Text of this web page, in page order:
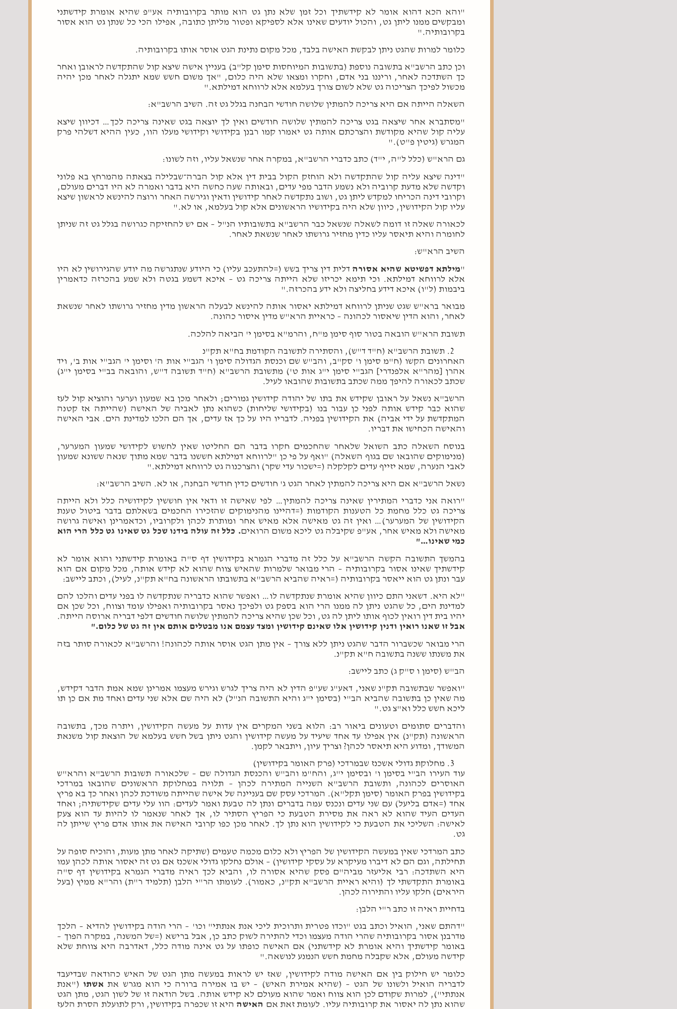
"והא הכא דהוא אומר לא קידשתיך וכל זמן שלא נתן גט הוא מותר בקרובותיה אע"פ שהיא אומרת קידשתני
ומבקשים ממנו ליתן גט, והכול יודעים שאינו אלא לספיקא ופטור מליתן כתובה, אפילו הכי כל שנתן גט הוא אסור
בקרובותיה."
כלומר למרות שהגט ניתן לבקשת האישה בלבד, מכל מקום נתינת הגט אוסר אותו בקרובותיה.
וכן כתב הרשב"א בתשובה נוספת (בתשובות המיוחסות סימן קל"ב) בעניין אישה שיצא קול שהתקדשה לראובן ואחר
כך השתדכה לאחר, וריננו בני אדם, וחקרו ומצאו שלא היה כלום, "אך משום חשש שמא יתגלה לאחר מכן יהיה
מכשול לפיכך הצריכוה גט שלא לשום צורך בעלמא אלא לרווחא דמילתא."
השאלה הייתה אם היא צריכה להמתין שלושה חודשי הבחנה בגלל גט זה. השיב הרשב"א:
"מסתברא אחר שיצאה בגט צריכה להמתין שלושה חודשים ואין לך יוצאה בגט שאינה צריכה לכך… דכיוון שיצא
עליה קול שהיא מקודשת והצרכתם אותה גט יאמרו קמו רבנן בקידושי וקידושי מעלו הוו, כעין ההיא דשלהי פרק
המגרש (גיטין פ"ט)."
גם הרא"ש (כלל ל"ה, י"ד) כתב כדברי הרשב"א, במקרה אחר שנשאל עליו, וזה לשונו:
"דינה שיצא עליה קול שהתקדשה ולא הוחזק הקול בבית דין אלא קול הברה־שבלילה בצאתה מהמרחץ בא פלוני
וקדשה שלא מדעת קרוביה ולא נשמע הדבר מפי עדים, ובאותה שעה כחשה היא בדבר ואמרה לא היו דברים מעולם,
וקרובי דינה הכריחו למקדש ליתן גט, ושוב נתקדשה לאחר קידושין ודאין וגירשה האחר ורוצה להינשא לראשון שיצא
עליו קול הקידושין, כיוון שלא היה בקידושיו הראשונים אלא קול בעלמא, או לא."
לכאורה שאלה זו דומה לשאלה שנשאל כבר הרשב"א בתשובותיו הנ"ל – אם יש להחזיקה כגרושה בגלל גט זה שניתן
לחומרה והיא תיאסר עליו כדין מחזיר גרושתו לאחר שנשאת לאחר.
השיב הרא"ש:
"מילתא דפשיטא שהיא אסורה דלית דין צריך בשש (=להתעכב עליו) כי היודע שנתגרשה מה יודע שהגירושין לא היו
אלא לרווחא דמילתא. וכי תימא יכריזו שלא הייתה צריכה גט – איכא דשמע בגטה ולא שמע בהכרזה כדאמרין
ביבמות (ל"ו) איכא דידע בחליצה ולא ידע בהכרזה."
מבואר ברא"ש שגט שניתן לרווחא דמילתא יאסור אותה להינשא לבעלה הראשון מדין מחזיר גרושתו לאחר שנשאת
לאחר, והוא הדין שיאסור לכהונה – כראיית הרא"ש מדין איסור כהונה.
תשובת הרא"ש הובאה בטור סוף סימן מ"ח, והרמ"א בסימן י' הביאה להלכה.
תשובת הרשב"א (ח"ד ד"ש), והסתירה לתשובה הקודמת בח"א תק"נ
האחרונים הקשו (ח"מ סימן ו' סק"ב, והב"ש שם וכנסת הגדולה סימן ו' הגב"י אות ה' וסימן י' הגב"י אות ב', ויד
אהרן [מהר"א אלפנדרי] הגב"י סימן י"ג אות ט') מתשובת הרשב"א (ח"ד תשובה ד"ש, והובאה בב"י בסימן י"ג)
שכתב לכאורה להיפך ממה שכתב בתשובות שהובאו לעיל.
הרשב"א נשאל על ראובן שקידש את בתו של יהודה קידושין גמורים; ולאחר מכן בא שמעון וערער והוציא קול לעז
שהוא כבר קידש אותה לפני כן עבור בנו (בקידושי שליחות) כשהוא נתן לאביה של האישה (שהייתה אז קטנה
המתקדשת על ידי אביה) את הקידושין בפניה. לדבריו היו על כך אז עדים, אך הם הלכו למדינת הים. אבי האישה
והאישה הכחישו את דבריו.
בנוסח השאלה כתב השואל שלאחר שהחכמים חקרו בדבר הם החליטו שאין לחשוש לקידושי שמעון המערער,
(מנימוקים שהובאו שם בגוף השאלה) "ואף על פי כן "לרווחא דמילתא חששנו בדבר שמא מתוך שנאה ששונא שמעון
לאבי הנערה, שמא יזייף עדים לקלקלה (=ישכור עדי שקר) והצרכנוה גט לרווחא דמילתא."
נשאל הרשב"א אם היא צריכה להמתין לאחר הגט ג' חודשים כדין חודשי הבחנה, או לא. השיב הרשב"א:
"רואה אני כדברי המתירין שאינה צריכה להמתין… לפי שאישה זו ודאי אין חוששין לקידושיה כלל ולא הייתה
צריכה גט כלל מחמת כל הטענות הקודמות (=דהיינו מהנימוקים שהזכירו החכמים בשאלתם בדבר ביטול טענת
הקידושין של המערער)… ואין זה גט מאישה אלא מאיש אחר ומותרת לכהן ולקרוביו, וכדאמרינן ואישה גרושה
מאישה ולא מאיש אחר, אע"פ שקיבלה גט ליכא משום הרואים. כלל זה עולה בידנו שכל גט שאינו גט כלל הרי הוא
כמי שאינו…"
בהמשך התשובה הקשה הרשב"א על כלל זה מדברי הגמרא בקידושין דף ס"ה באומרת קידשתני והוא אומר לא
קידשתיך שאינו אסור בקרובותיה – הרי מבואר שלמרות שהאיש צווח שהוא לא קידש אותה, מכל מקום אם הוא
עבר ונתן גט הוא ייאסר בקרובותיה (=ראיה שהביא הרשב"א בתשובתו הראשונה בח"א תק"נ, לעיל), וכתב ליישב:
"לא היא. דשאני התם כיוון שהיא אומרת שנתקדשה לו… ואפשר שהוא כדבריה שנתקדשה לו בפני עדים והלכו להם
למדינת הים, כל שהגט ניתן לה ממנו הרי הוא בספק גט ולפיכך נאסר בקרובותיה ואפילו עומד וצווח, וכל שכן אם
יהיו בית דין רואין לכוף אותו ליתן לה גט, וכל שכן שהיא צריכה להמתין שלושה חודשים דלפי דבריה ארוסה הייתה.
אבל זו שאנו רואין ודנין קידושין אלו שאינם קידושין ומצד עצמם אנו מבטלים אותם אין זה גט של כלום."
הרי מבואר שכשברור הדבר שהגט ניתן ללא צורך – אין מתן הגט אוסר אותה לכהונה! והרשב"א לכאורה סותר בזה
את משנתו ששנה בתשובה ח"א תק"נ.
הב"ש (סימן ו ס"ק ג) כתב ליישב:
"ואפשר שבתשובה תק"נ שאני, דאע"ג שע"פ הדין לא היה צריך לגרש וגירש מעצמו אמרינן שמא אמת הדבר דקידש,
מה שאין כן בתשובה שהביא הב"י (בסימן י"ג והיא התשובה הנ"ל) לא היה שם אלא שני עדים ואחד מת אם כן תו
ליכא חשש כלל וא"צ גט."
והדברים סתומים וטעונים ביאור רב: הלוא בשני המקרים אין עדות על מעשה הקידושין, ויתרה מכך, בתשובה
הראשונה (תק"נ) אין אפילו עד אחד שיעיד על מעשה קידושין והגט ניתן בשל חשש בעלמא של הוצאת קול משנאת
המשודך, ומדוע היא תיאסר לכהן? וצריך עיון, ויתבאר לקמן.
מחלוקת גדולי אשכנז שבמרדכי (פרק האומר בקידושין)
עוד העירו הב"י בסימן ו' ובסימן י"ג, והח"מ והב"ש והכנסת הגדולה שם – שלכאורה תשובות הרשב"א והרא"ש
האוסרים לכהונה, ותשובת הרשב"א השנייה המתירה לכהן – תלויה במחלוקת הראשונים שהובאו במרדכי
בקידושין בפרק האומר (סימן תקל"א). המרדכי עסק שם בעניינה של אישה שהייתה משודכת לכהן ואחר כך בא פריץ
אחד (=אדם בליעל) עם שני עדים ונכנס עמה בדברים ונתן לה טבעת ואמר לעדים: הוו עלי עדים שקידשתיה; ואחד
העדים העיד שהוא לא ראה את מסירת הטבעת כי הפריץ הסתיר לו, אך לאחר שנאמר לו להיות עד הוא צעק
לאישה: השליכי את הטבעת כי לקידושין הוא נתן לך. לאחר מכן כפו קרובי האישה את אותו אדם פריץ שייתן לה
גט.
כתב המרדכי שאין במעשה הקידושין של הפריץ ולא כלום מכמה טעמים (שתיקה לאחר מתן מעות, והוכיח סופה על
תחילתה, וגם הם לא דיברו מעיקרא על עסקי קידושין) – אולם נחלקו גדולי אשכנז אם גט זה יאסור אותה לכהן עמו
היא השתדכה: רבי אליעזר מביה"ם פסק שהיא אסורה לו, והביא לכך ראיה מדברי הגמרא בקידושין דף ס"ה
באומרת התקדשתי לך (והיא ראיית הרשב"א תק"נ, כאמור). לעומתו הר"י הלבן (תלמיד ר"ת) והר"א ממיץ (בעל
היראים) חלקו עליו והתירוה לכהן.
בדחיית ראיה זו כתב ר"י הלבן:
"דהתם שאני, הואיל וכתב בגט "וכדו פטרית ותרוכית ליכי אנת אנתתי" וכו' – הרי הודה בקידושין להדיא – הלכך
מדרבנן אסור בקרובותיה שהרי הודה מעצמו וכדי להתירה לשוק כתב כן, אבל ברישא (=של המשנה, במקרה הפוך –
באומר קידשתיך והיא אומרת לא קידשתני) אם האישה כופתו על גט אינה מודה כלל, דאדרבה היא צווחת שלא
קידשה מעולם, אלא שקבלה מחמת חשש הנמנע לנושאה."
כלומר יש חילוק בין אם האישה מודה לקידושין, שאז יש לראות במעשה מתן הגט של האיש כהודאה שבדיעבד
לדבריה הואיל ולשונו של הגט – (שהיא אמירת האיש) – יש בו אמירה ברורה כי הוא מגרש את אשתו("אנת
אנתתי"), למרות שקודם לכן הוא צווח ואמר שהוא מעולם לא קידש אותה. בשל הודאה זו של לשון הגט, מתן הגט
שהוא נתן לה יאסור את קרובותיה עליו. לעומת זאת אם האישה היא זו שכפרה בקידושין, ורק לתועלת הסרת הלעז